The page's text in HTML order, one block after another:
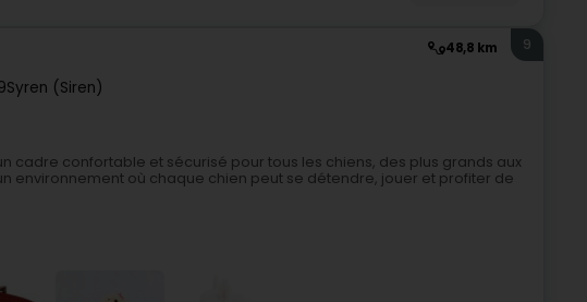
48,8 km
Syren (Siren)
9
cadre confortable et sécurisé pour tous les chiens, des plus grands aux
environnement où chaque chien peut se détendre, jouer et profiter de